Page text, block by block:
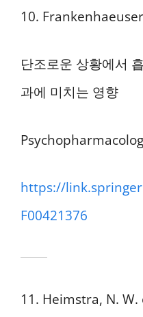
10.
단조로운 상황에서
과에 미치는 영향
https://
F00421376
11. Heimstra, N. W.